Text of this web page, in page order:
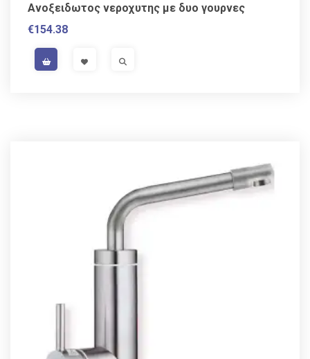
Ανοξειδωτος νεροχυτης με δυο γουρνες
€154.38
VISIT LINKVISIT LINK